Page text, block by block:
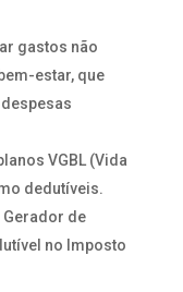
gastos não
estar, que
VGBL (Vida
dedutíveis.
Gerador de
no Imposto